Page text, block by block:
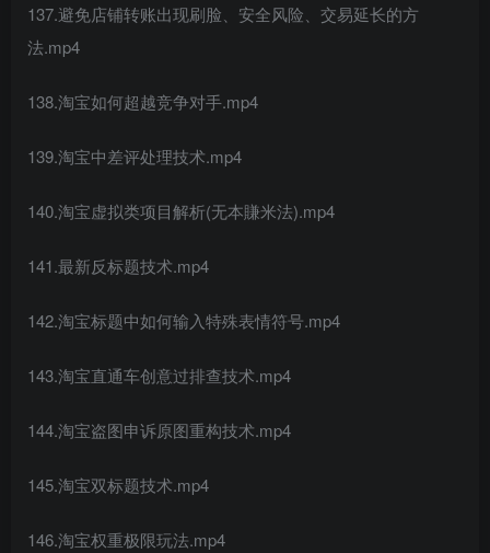
137.避免店铺转账出现刷脸、安全风险、交易延长的方
法.mp4
138.淘宝如何超越竞争对手.mp4
139.淘宝中差评处理技术.mp4
140.淘宝虚拟类项目解析(无本賺米法).mp4
141.最新反标题技术.mp4
142.淘宝标题中如何输入特殊表情符号.mp4
143.淘宝直通车创意过排查技术.mp4
144.淘宝盗图申诉原图重构技术.mp4
145.淘宝双标题技术.mp4
146.淘宝权重极限玩法.mp4